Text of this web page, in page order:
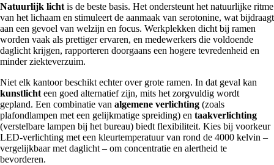
Natuurlijk licht is de beste basis. Het ondersteunt het natuurlijke ritme
van het lichaam en stimuleert de aanmaak van serotonine, wat bijdraagt
aan een gevoel van welzijn en focus. Werkplekken dicht bij ramen
worden vaak als prettiger ervaren, en medewerkers die voldoende
daglicht krijgen, rapporteren doorgaans een hogere tevredenheid en
minder ziekteverzuim.
Niet elk kantoor beschikt echter over grote ramen. In dat geval kan
kunstlicht een goed alternatief zijn, mits het zorgvuldig wordt
gepland. Een combinatie van algemene verlichting (zoals
plafondlampen met een gelijkmatige spreiding) en taakverlichting
(verstelbare lampen bij het bureau) biedt flexibiliteit. Kies bij voorkeur
LED-verlichting met een kleurtemperatuur van rond de 4000 kelvin –
vergelijkbaar met daglicht – om concentratie en alertheid te
bevorderen.